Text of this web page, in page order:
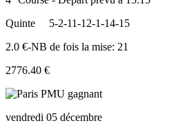
Quinte
5-2-11-12-1-14-15
2.0 €-NB de fois la mise: 21
2776.40 €
vendredi 05 décembre